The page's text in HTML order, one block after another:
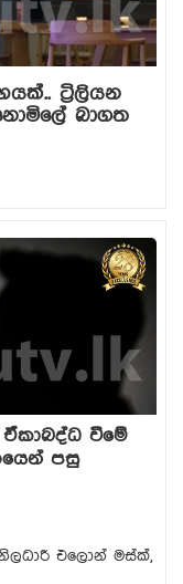
ට්‍රිලියන
බාගත
වීමේ
පසු
නිලධාරී එලොන් මස්ක්,